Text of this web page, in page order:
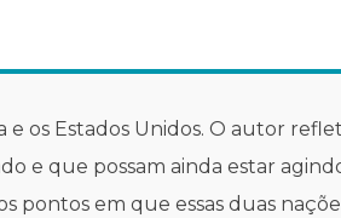
os Estados Unidos. O autor
e que possam ainda estar
em que essas duas